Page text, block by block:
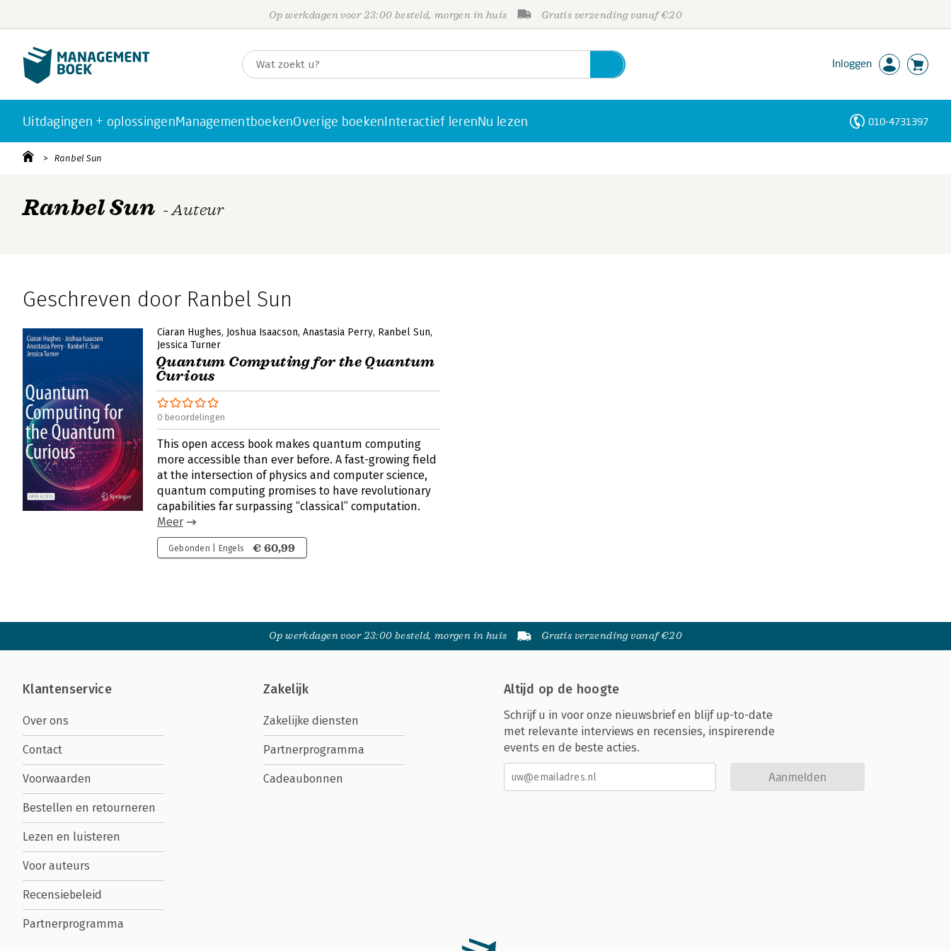
Op werkdagen voor 23:00 besteld, morgen in huis Gratis verzending vanaf €20
Inloggen
Uitdagingen + oplossingenManagementboekenOverige boekenInteractief lerenNu lezen 010-4731397
Ranbel Sun
Ranbel Sun - Auteur
Geschreven door Ranbel Sun
Ciaran Hughes Joshua Isaacson Anastasia Perry Ranbel Sun
Jessica Turner
Quantum Computing for the Quantum
Curious
0 beoordelingen
This open access book makes quantum computing
more accessible than ever before. A fast-growing field
at the intersection of physics and computer science,
quantum computing promises to have revolutionary
capabilities far surpassing “classical” computation.
Meer
Gebonden | Engels € 60,99
Op werkdagen voor 23:00 besteld, morgen in huis Gratis verzending vanaf €20
Klantenservice
Over ons
Contact
Voorwaarden
Bestellen en retourneren
Lezen en luisteren
Voor auteurs
Recensiebeleid
Partnerprogramma
Zakelijk
Zakelijke diensten
Partnerprogramma
Cadeaubonnen
Altijd op de hoogte
Schrijf u in voor onze nieuwsbrief en blijf up-to-date
met relevante interviews en recensies, inspirerende
events en de beste acties.
Aanmelden
Personen